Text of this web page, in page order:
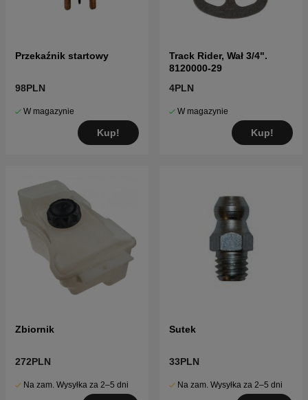
Przekaźnik startowy
98PLN
W magazynie
Kup!
Track Rider, Wał 3/4".
8120000-29
4PLN
W magazynie
Kup!
Zbiornik
272PLN
Na zam. Wysyłka za 2–5 dni
Sutek
33PLN
Na zam. Wysyłka za 2–5 dni